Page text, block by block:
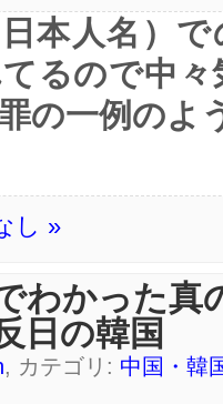
本人名）
るので中
の一例のよ
し »
わかった真
日の韓国
, カテゴリ: 中国・韓